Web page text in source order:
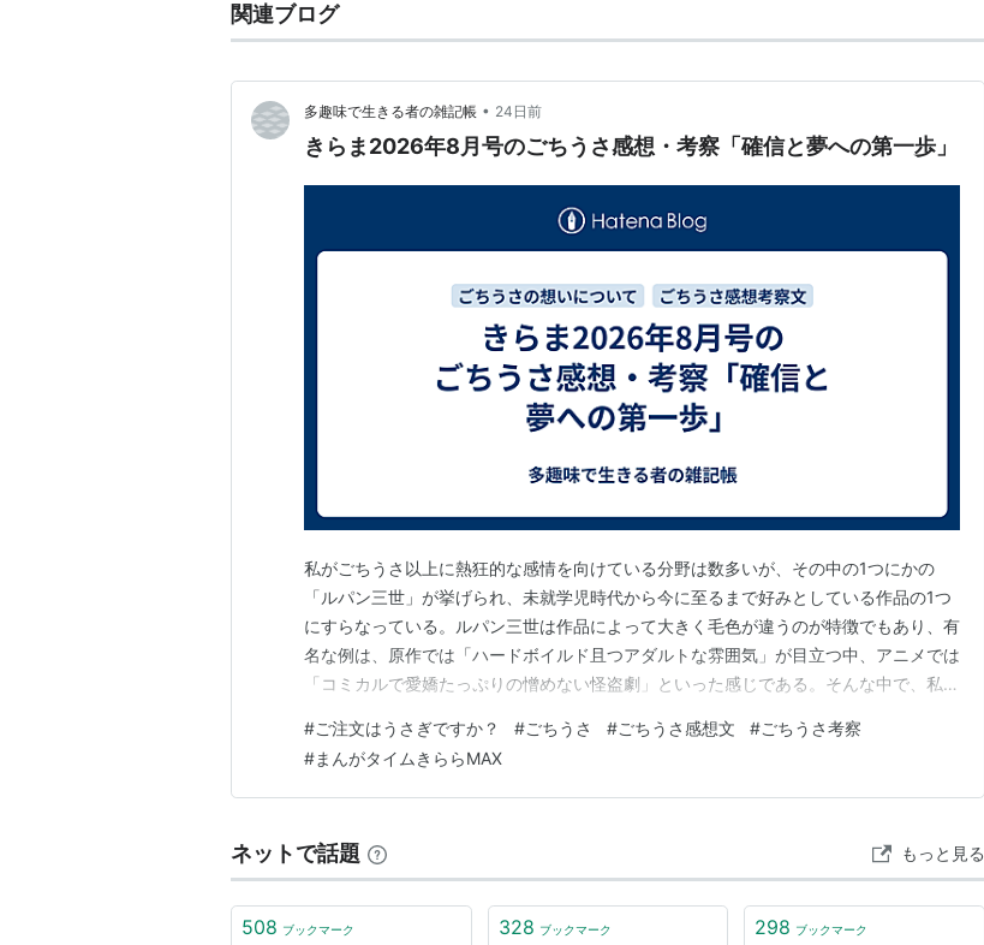
関連ブログ
多趣味で生きる者の雑記帳 • 24日前
きらま2026年8月号のごちうさ感想・考察「確信と夢への第一歩」
私がごちうさ以上に熱狂的な感情を向けている分野は数多いが、その中の1つにかの
「ルパン三世」が挙げられ、未就学児時代から今に至るまで好みとしている作品の1つ
にすらなっている。ルパン三世は作品によって大きく毛色が違うのが特徴でもあり、有
名な例は、原作では「ハードボイルド且つアダルトな雰囲気」が目立つ中、アニメでは
「コミカルで愛嬌たっぷりの憎めない怪盗劇」といった感じである。そんな中で、私は
からは「アダルトでハードボイルドなケイパーストーリー」に心惹かれており、特に大
人になってから「決して正義の味方ではないが、確かな矜持を…
#ご注文はうさぎですか？ #ごちうさ #ごちうさ感想文 #ごちうさ考察
#まんがタイムきららMAX
ネットで話題 もっと見る
508 ブックマーク 328 ブックマーク 298 ブックマーク